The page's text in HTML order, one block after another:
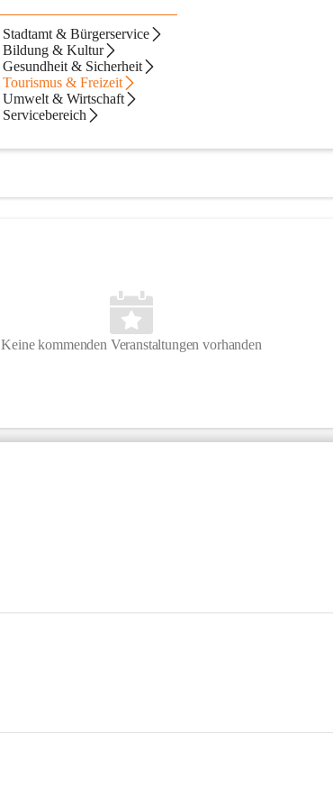
Stadtamt & Bürgerservice
Bildung & Kultur
Gesundheit & Sicherheit
Tourismus & Freizeit
Umwelt & Wirtschaft
Servicebereich
Keine kommenden Veranstaltungen vorhanden